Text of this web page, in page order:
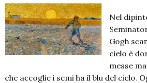
Nel
Gogh
cielo è
messe
che accoglie i semi ha il blu del cielo.